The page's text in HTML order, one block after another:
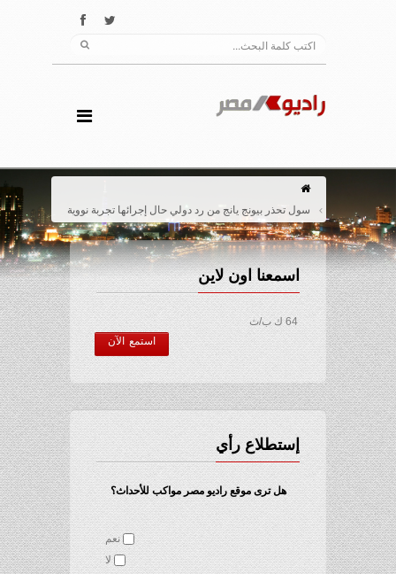
سول تحذر بيونج يانج من رد دولي حال إجرائها تجربة نووية
اسمعنا اون لاين
64 ك ب/ث
استمع الآن
إستطلاع رأي
هل ترى موقع راديو مصر مواكب للأحداث؟
نعم
لا